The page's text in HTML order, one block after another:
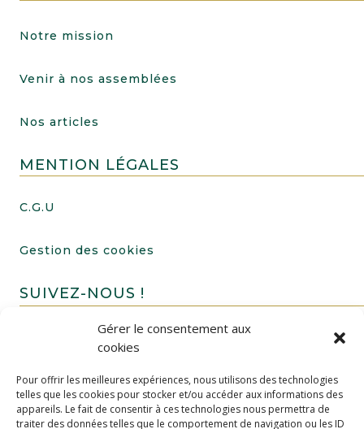
Gérer le consentement aux
cookies
Pour offrir les meilleures expériences, nous utilisons des technologies
telles que les cookies pour stocker et/ou accéder aux informations des
appareils. Le fait de consentir à ces technologies nous permettra de
traiter des données telles que le comportement de navigation ou les ID
Notre mission
Venir à nos assemblées
Nos articles
MENTION LÉGALES
C.G.U
Gestion des cookies
SUIVEZ-NOUS !